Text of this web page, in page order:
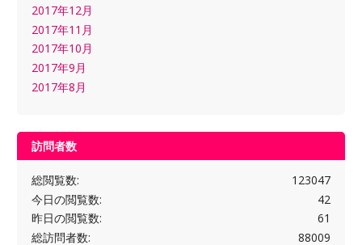
2017年12月
2017年11月
2017年10月
2017年9月
2017年8月
訪問者数
123047
総閲覧数:
42
今日の閲覧数:
61
昨日の閲覧数:
88009
総訪問者数: